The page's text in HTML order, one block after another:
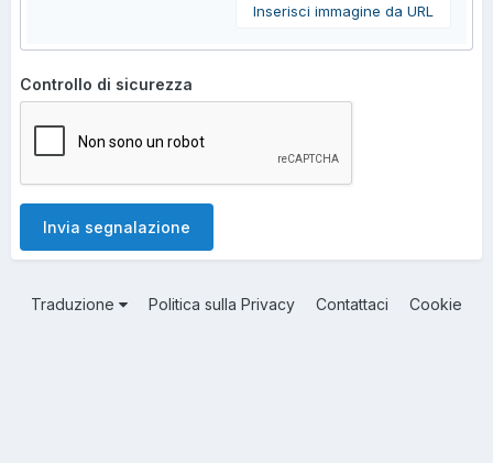
Inserisci immagine da URL
Controllo di sicurezza
Invia segnalazione
Traduzione Politica sulla Privacy Contattaci Cookie